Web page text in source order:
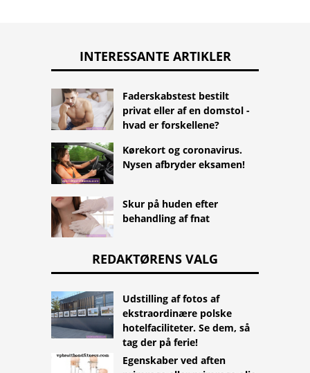
INTERESSANTE ARTIKLER
Faderskabstest bestilt
privat eller af en domstol -
hvad er forskellene?
Kørekort og coronavirus.
Nysen afbryder eksamen!
Skur på huden efter
behandling af fnat
REDAKTØRENS VALG
Udstilling af fotos af
ekstraordinære polske
hotelfaciliteter. Se dem, så
tag der på ferie!
Egenskaber ved aften